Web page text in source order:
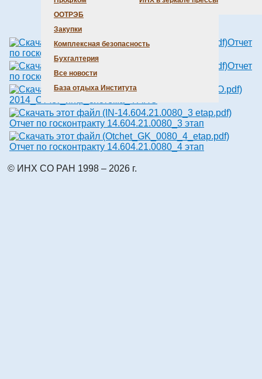
ООТРЭБ
Закупки
Комплексная безопасность
Бухгалтерия
Все новости
База отдыха Института
Отчет
по госконтракту 14.604.21.0080_2 этап
Отчет
по госконтракту 02.740.11.0628_6 этап
2014_Отчет_инф_система_ФАНО
Отчет по госконтракту 14.604.21.0080_3 этап
Отчет по госконтракту 14.604.21.0080_4 этап
© ИНХ СО РАН 1998 – 2026 г.